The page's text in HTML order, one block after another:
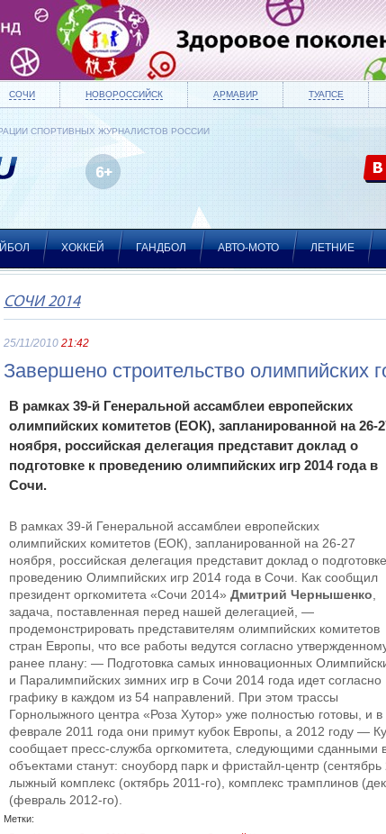
СОЧИ НОВОРОССИЙСК АРМАВИР ТУАПСЕ
СПОРТИВНЫХ ЖУРНАЛИСТОВ РОССИИ
ХОККЕЙ ГАНДБОЛ АВТО-МОТО ЛЕТНИЕ
СОЧИ 2014
25/11/2010 21:42
Завершено строительство олимпийских
В рамках 39-й Генеральной ассамблеи европейских
олимпийских комитетов (ЕОК), запланированной на 26-
ноября, российская делегация представит доклад о
подготовке к проведению олимпийских игр 2014 года в
Сочи.
В рамках 39-й Генеральной ассамблеи европейских
олимпийских комитетов (ЕОК), запланированной на 26-27
ноября, российская делегация представит доклад о
проведению Олимпийских игр 2014 года в Сочи. Как сообщил
президент оргкомитета «Сочи 2014» Дмитрий Чернышенко
задача, поставленная перед нашей делегацией, —
продемонстрировать представителям олимпийских комитетов
стран Европы, что все работы ведутся согласно
ранее плану: — Подготовка самых инновационных
и Паралимпийских зимних игр в Сочи 2014 года идет согласно
графику в каждом из 54 направлений. При этом трассы
Горнолыжного центра «Роза Хутор» уже полностью готовы, и в
феврале 2011 года они примут кубок Европы, а 2012 году —
сообщает пресс-служба оргкомитета, следующими сданными
объектами станут: сноуборд парк и фристайл-центр
лыжный комплекс (октябрь 2011-го), комплекс трамплинов
(февраль 2012-го).
Метки: